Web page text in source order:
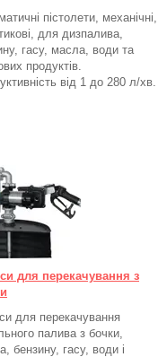
пістолети, механічні,
для дизпалива,
гасу, масла, води та
продуктів.
від 1 до 280 л/хв.
для перекачування з
для перекачування
палива з бочки,
бензину, гасу, води і